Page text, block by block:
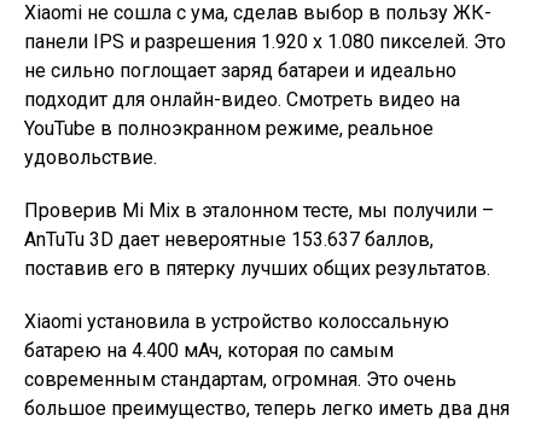
Xiaomi не сошла с ума, сделав выбор в пользу ЖК-
панели IPS и разрешения 1.920 х 1.080 пикселей. Это
не сильно поглощает заряд батареи и идеально
подходит для онлайн-видео. Смотреть видео на
YouTube в полноэкранном режиме, реальное
удовольствие.
Проверив Mi Mix в эталонном тесте, мы получили –
AnTuTu 3D дает невероятные 153.637 баллов,
поставив его в пятерку лучших общих результатов.
Xiaomi установила в устройство колоссальную
батарею на 4.400 мАч, которая по самым
современным стандартам, огромная. Это очень
большое преимущество, теперь легко иметь два дня